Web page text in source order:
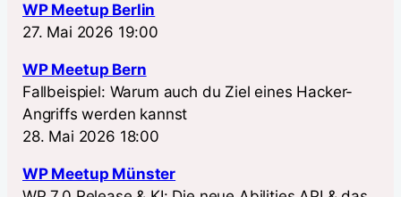
WP Meetup Berlin
27. Mai 2026 19:00
WP Meetup Bern
Fallbeispiel: Warum auch du Ziel eines Hacker-
Angriffs werden kannst
28. Mai 2026 18:00
WP Meetup Münster